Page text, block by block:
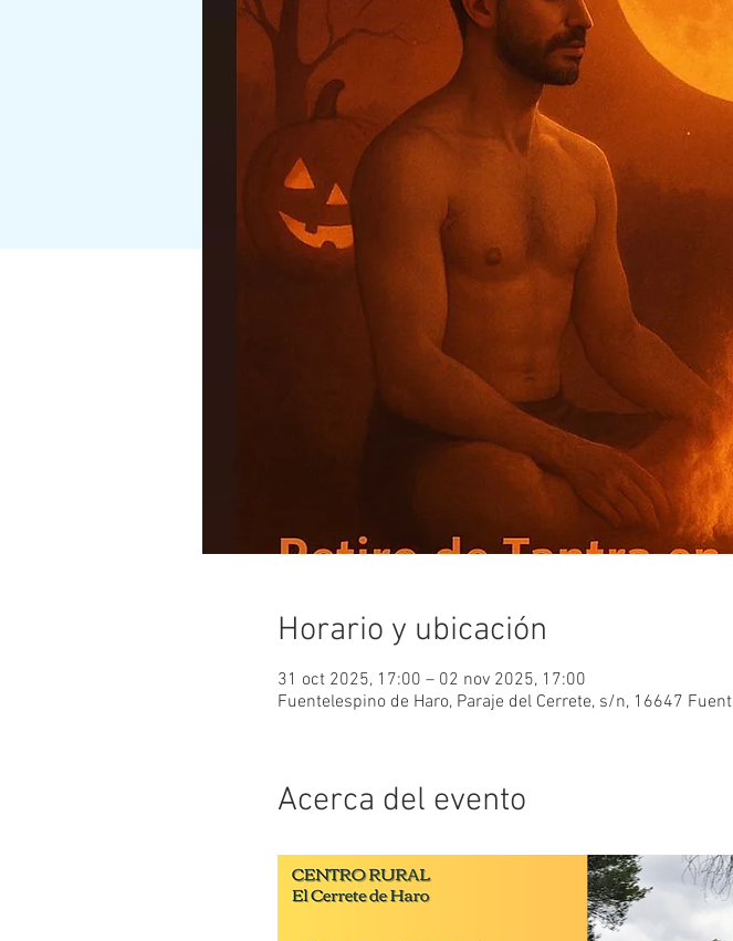
Horario y ubicación
31 oct 2025, 17:00 – 02 nov 2025, 17:00
Fuentelespino de Haro, Paraje del Cerrete, s/n, 16647
Acerca del evento